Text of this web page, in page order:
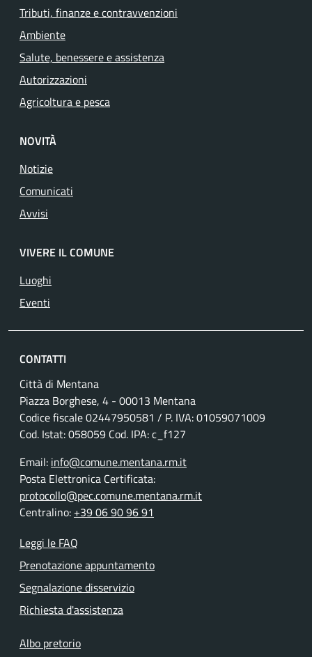
Tributi, finanze e contravvenzioni
Ambiente
Salute, benessere e assistenza
Autorizzazioni
Agricoltura e pesca
NOVITÀ
Notizie
Comunicati
Avvisi
VIVERE IL COMUNE
Luoghi
Eventi
CONTATTI
Città di Mentana
Piazza Borghese, 4 - 00013 Mentana
Codice fiscale02447950581 / P. IVA:01059071009
Cod. Istat: 058059 Cod. IPA: c_f127
Email: info@comune.mentana.rm.it
Posta Elettronica Certificata:
protocollo@pec.comune.mentana.rm.it
Centralino: +39 06 90 96 91
Leggi le FAQ
Prenotazione appuntamento
Segnalazione disservizio
Richiesta d'assistenza
Albo pretorio